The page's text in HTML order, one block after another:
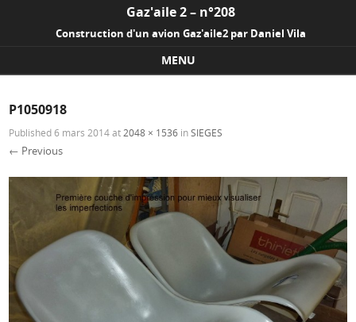
Gaz'aile 2 – n°208
Construction d'un avion Gaz'aile2 par Daniel Vila
MENU
P1050918
Published6 mars 2014at 2048 × 1536 inSIEGES
← Previous